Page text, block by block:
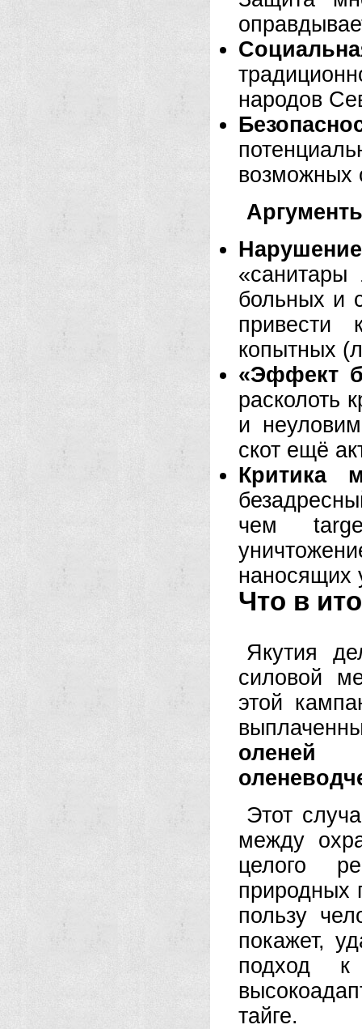
народов
возможных
больных и
привести
копытных
«Эффект
расколоть
и
скот ещё
Критика
чем
наносящих
Что в
Якутия
силовой
этой
оленей
Этот
между
целого
природных
пользу
покажет,
подход к
тайге.